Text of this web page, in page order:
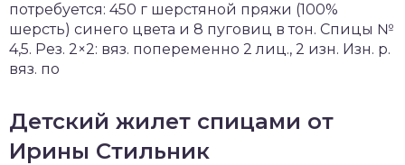
потребуется: 450 г шерстяной пряжи (100%
шерсть) синего цвета и 8 пуговиц в тон. Спицы №
4,5. Рез. 2×2: вяз. попеременно 2 лиц., 2 изн. Изн. р.
вяз. по
Детский жилет спицами от
Ирины Стильник